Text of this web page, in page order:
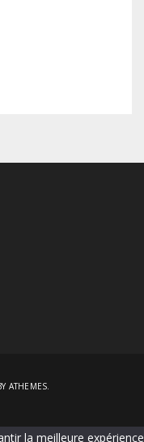
ATHEMES.
la meilleure expérience